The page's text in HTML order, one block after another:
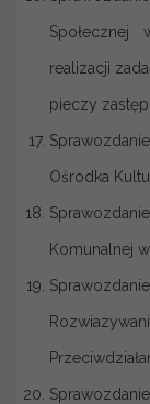
realizacji
pieczy
Ośrodka
Komunalnej